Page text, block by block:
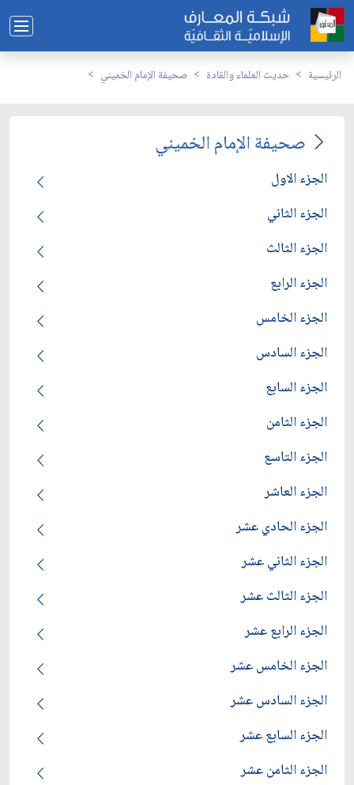
الرئيسية حديث العلماء والقادة صحيفة الإمام الخميني
صحيفة الإمام الخميني
الجزء الاول
الجزء الثاني
الجزء الثالث
الجزء الرابع
الجزء الخامس
الجزء السادس
الجزء السابع
الجزء الثامن
الجزء التاسع
الجزء العاشر
الجزء الحادي عشر
الجزء الثاني عشر
الجزء الثالث عشر
الجزء الرابع عشر
الجزء الخامس عشر
الجزء السادس عشر
الجزء السابع عشر
الجزء الثامن عشر